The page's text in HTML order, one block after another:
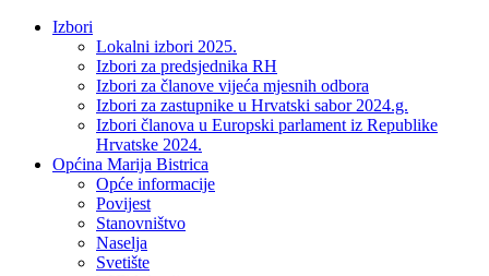
Izbori
Lokalni izbori 2025.
Izbori za predsjednika RH
Izbori za članove vijeća mjesnih odbora
Izbori za zastupnike u Hrvatski sabor 2024.g.
Izbori članova u Europski parlament iz Republike
Hrvatske 2024.
Općina Marija Bistrica
Opće informacije
Povijest
Stanovništvo
Naselja
Svetište